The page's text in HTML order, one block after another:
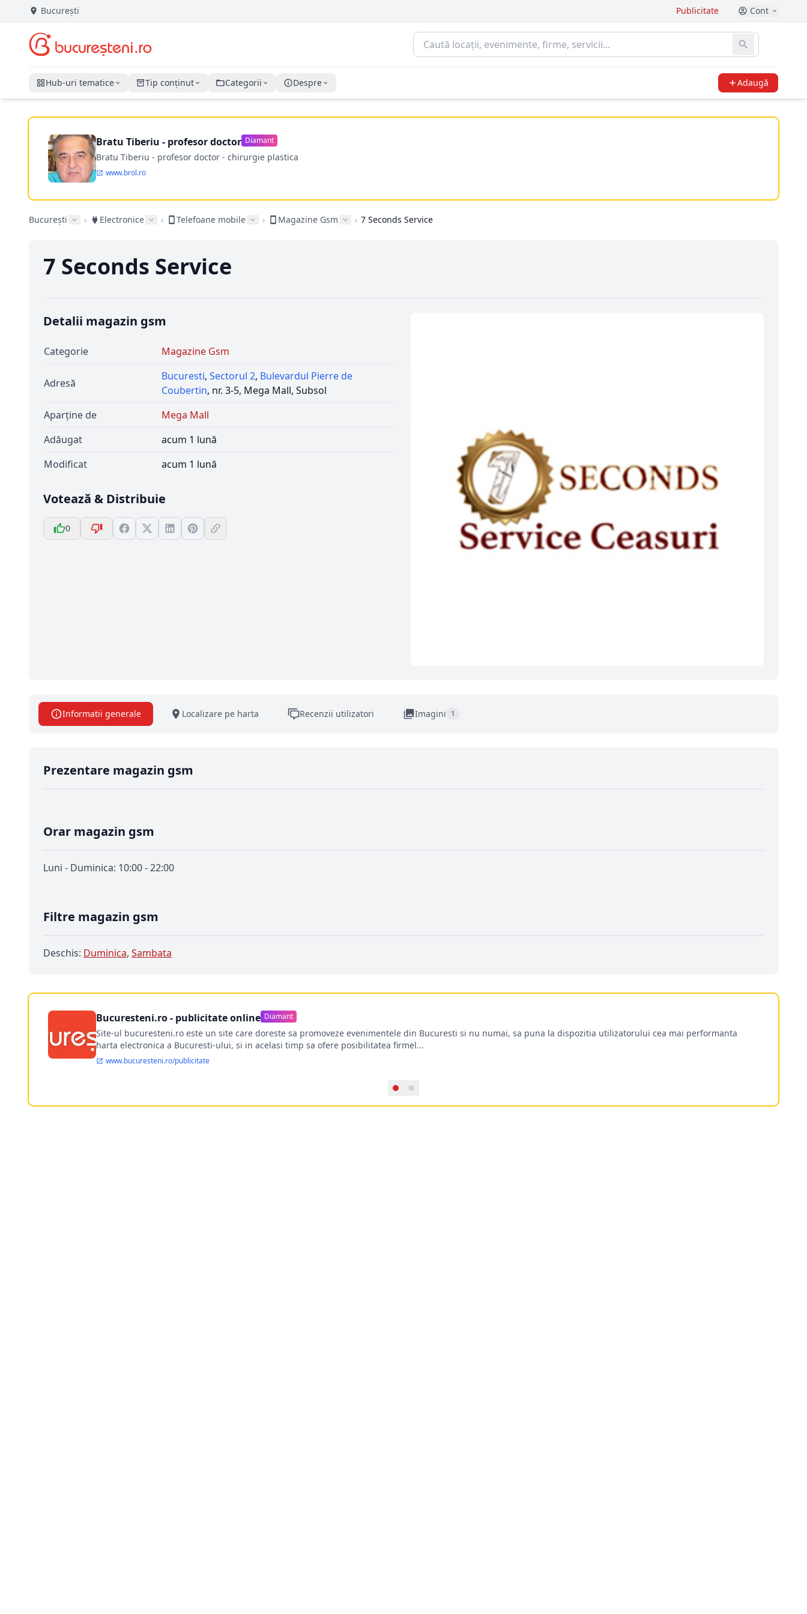
București Publicitate Cont
Hub-uri tematice Tip conținut Categorii Despre Adaugă
Bratu Tiberiu - profesor doctor Diamant
Bratu Tiberiu - profesor doctor - chirurgie plastica
www.brol.ro
București › Electronice › Telefoane mobile › Magazine Gsm › 7 Seconds Service
7 Seconds Service
Detalii magazin gsm
Categorie Magazine Gsm
Adresă
Bucuresti, Sectorul 2, Bulevardul Pierre de
Coubertin, nr. 3-5, Mega Mall, Subsol
Aparține de
Mega Mall
Adăugat
acum 1 lună
Modificat
acum 1 lună
Votează & Distribuie
0
Informatii generale Localizare pe harta Recenzii utilizatori Imagini 1
Prezentare magazin gsm
Orar magazin gsm
Luni - Duminica: 10:00 - 22:00
Filtre magazin gsm
Deschis: Duminica, Sambata
Bucuresteni.ro - publicitate online Diamant
Site-ul bucuresteni.ro este un site care doreste sa promoveze evenimentele din Bucuresti si nu numai, sa puna la dispozitia utilizatorului cea mai performanta
harta electronica a Bucuresti-ului, si in acelasi timp sa ofere posibilitatea firmel...
www.bucuresteni.ro/publicitate